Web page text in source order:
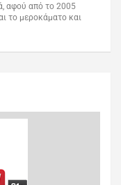
αφού από το 2005
το μεροκάματο και